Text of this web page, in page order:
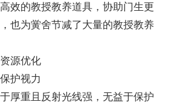
效的教授教养道具，协助门生更
也为黉舍节减了大量的教授教养
源优化
护视力
厚重且反射光线强，无益于保护